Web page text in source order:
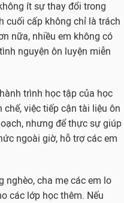
ít sự thay đổi trong
cuối cấp không chỉ là trách
nữa, nhiều em không có
nguyện ôn luyện miễn
trình học tập của học
việc tiếp cận tài liệu ôn
nhưng để thực sự giúp
ngoài giờ, hỗ trợ các em
nghèo, cha mẹ các em lo
các lớp học thêm. Nếu